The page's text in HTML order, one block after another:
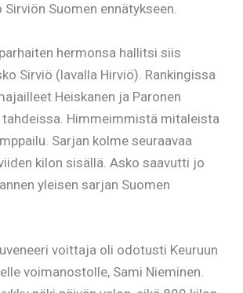
Suomen ennätykseen.
hermonsa hallitsi siis
Sirviö (lavalla Hirviö). Rankingissa
Heiskanen ja Paronen
tahdeissa. Himmeimmistä mitaleista
Sarjan kolme seuraavaa
kilon sisällä. Asko saavutti jo
yleisen sarjan Suomen
voittaja oli odotusti Keuruun
voimanostolle, Sami Nieminen.